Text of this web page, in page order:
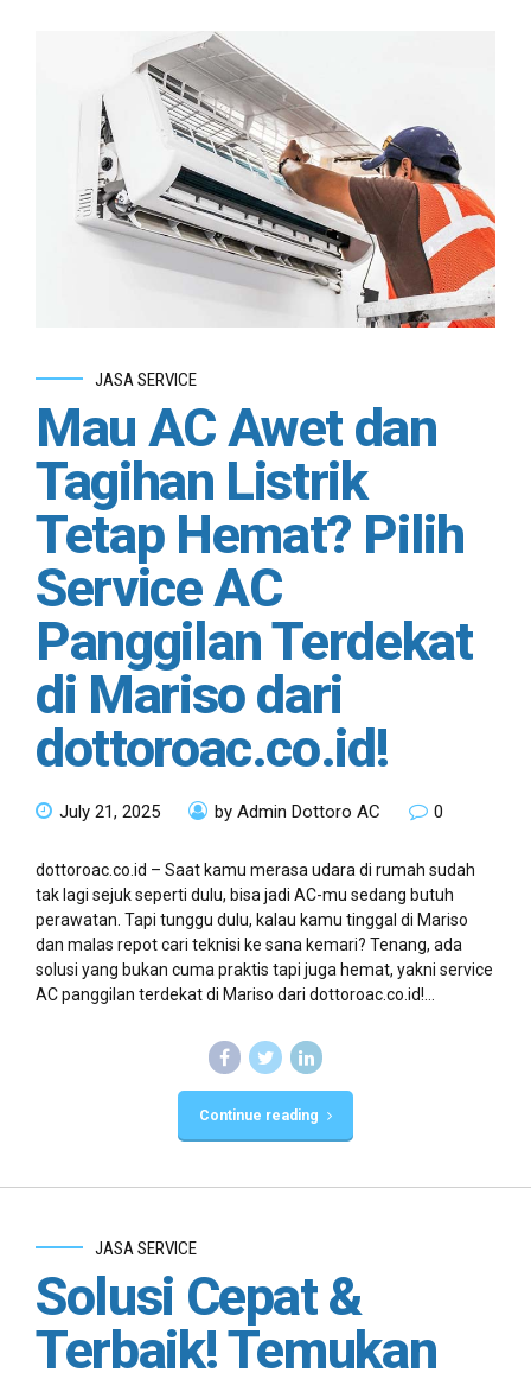
JASA SERVICE
Mau AC Awet dan
Tagihan Listrik
Tetap Hemat? Pilih
Service AC
Panggilan Terdekat
di Mariso dari
dottoroac.co.id!
July 21, 2025 by Admin Dottoro AC 0
dottoroac.co.id – Saat kamu merasa udara di rumah sudah
tak lagi sejuk seperti dulu, bisa jadi AC-mu sedang butuh
perawatan. Tapi tunggu dulu, kalau kamu tinggal di Mariso
dan malas repot cari teknisi ke sana kemari? Tenang, ada
solusi yang bukan cuma praktis tapi juga hemat, yakni service
AC panggilan terdekat di Mariso dari dottoroac.co.id!...
Continue reading
JASA SERVICE
Solusi Cepat &
Terbaik! Temukan